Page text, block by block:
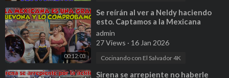
00:12:03
⁣Se reírán al ver a Neldy haciendo
esto. Captamos a la Mexicana
huevoneando cuando hace
limpieza. P 8
admin
27 Views · 16 Jan 2026
Cocinando con El Salvador 4K
⁣Sirena se arrepiente no haberle